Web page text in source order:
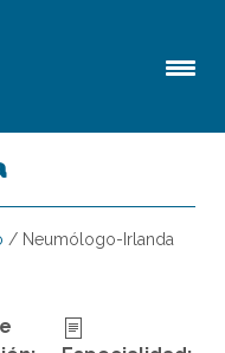
/ Neumólogo-Irlanda